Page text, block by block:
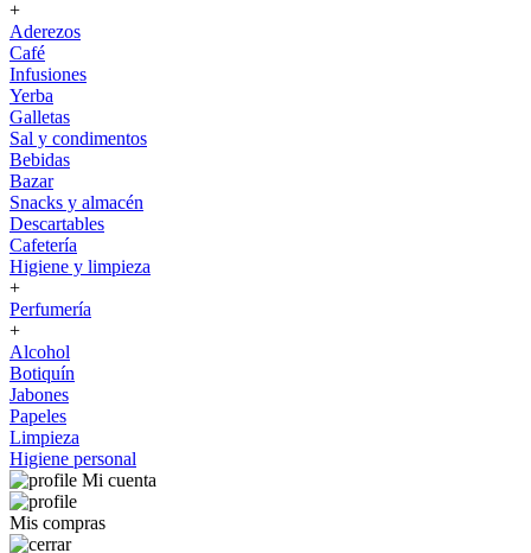
+
Aderezos
Café
Infusiones
Yerba
Galletas
Sal y condimentos
Bebidas
Bazar
Snacks y almacén
Descartables
Cafetería
Higiene y limpieza
+
Perfumería
+
Alcohol
Botiquín
Jabones
Papeles
Limpieza
Higiene personal
Mi cuenta
Mis compras